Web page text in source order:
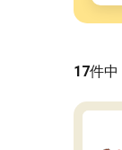
17件中